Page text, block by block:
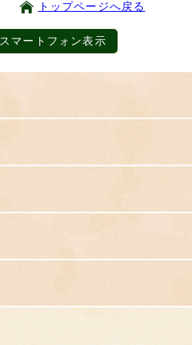
トップページへ戻る
スマートフォン表示